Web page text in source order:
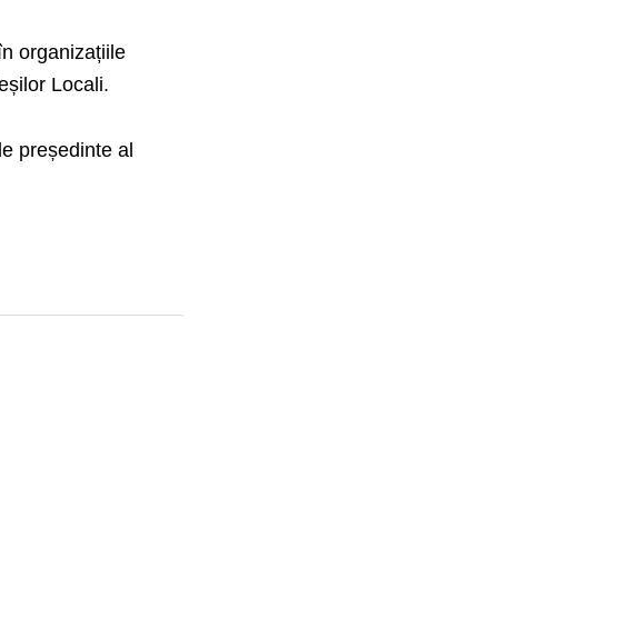
organizațiile
Locali.
președinte al